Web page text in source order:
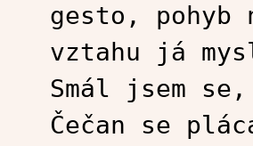
gesto,
vztahu já
Smál jsem
Čečan se